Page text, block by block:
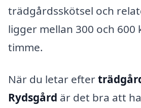
trädgårdsskötsel och
ligger mellan 300 och
timme.
När du letar efter
Rydsgård är det bra att